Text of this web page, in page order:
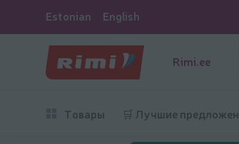
Estonian English
Rimi.ee
Товары 🛒 Лучшие